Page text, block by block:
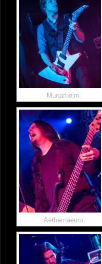
Munarheim
Aethernaeum